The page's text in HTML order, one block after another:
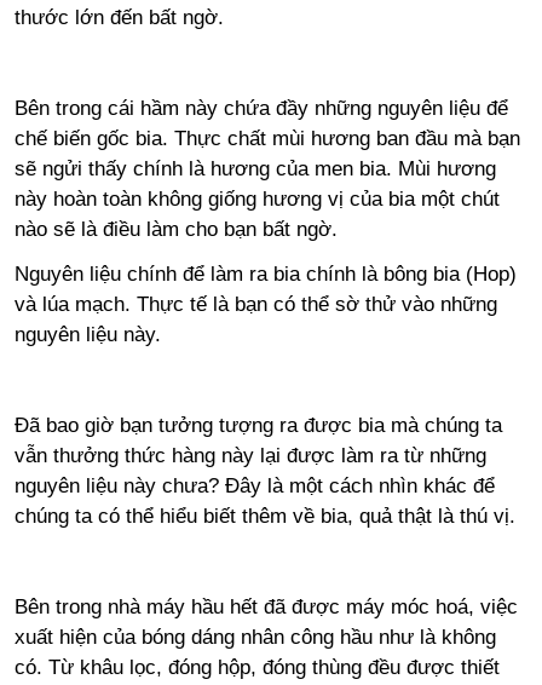
thước lớn đến bất ngờ.
Bên trong cái hầm này chứa đầy những nguyên liệu để
chế biến gốc bia. Thực chất mùi hương ban đầu mà bạn
sẽ ngửi thấy chính là hương của men bia. Mùi hương
này hoàn toàn không giống hương vị của bia một chút
nào sẽ là điều làm cho bạn bất ngờ.
Nguyên liệu chính để làm ra bia chính là bông bia (Hop)
và lúa mạch. Thực tế là bạn có thể sờ thử vào những
nguyên liệu này.
Đã bao giờ bạn tưởng tượng ra được bia mà chúng ta
vẫn thưởng thức hàng này lại được làm ra từ những
nguyên liệu này chưa? Đây là một cách nhìn khác để
chúng ta có thể hiểu biết thêm về bia, quả thật là thú vị.
Bên trong nhà máy hầu hết đã được máy móc hoá, việc
xuất hiện của bóng dáng nhân công hầu như là không
có. Từ khâu lọc, đóng hộp, đóng thùng đều được thiết